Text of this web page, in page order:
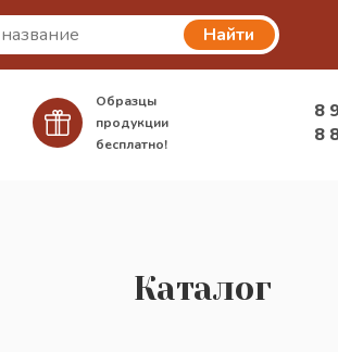
Найти
Образцы
продукции
бесплатно!
8
8
Каталог